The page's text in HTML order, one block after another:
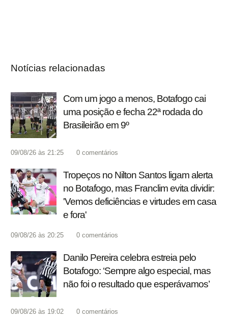
Notícias relacionadas
Com um jogo a menos, Botafogo cai
uma posição e fecha 22ª rodada do
Brasileirão em 9º
09/08/26 às 21:25 0 comentários
Tropeços no Nilton Santos ligam alerta
no Botafogo, mas Franclim evita dividir:
'Vemos deficiências e virtudes em casa
e fora'
09/08/26 às 20:25 0 comentários
Danilo Pereira celebra estreia pelo
Botafogo: ‘Sempre algo especial, mas
não foi o resultado que esperávamos’
09/08/26 às 19:02 0 comentários